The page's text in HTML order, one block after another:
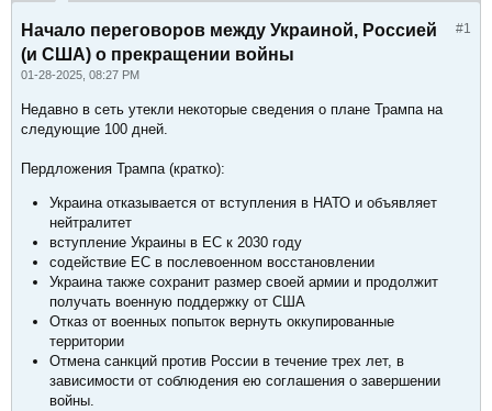
#1
Начало переговоров между Украиной, Россией
(и США) о прекращении войны
01-28-2025, 08:27 PM
Недавно в сеть утекли некоторые сведения о плане Трампа на
следующие 100 дней.
Пердложения Трампа (кратко):
Украина отказывается от вступления в НАТО и объявляет
нейтралитет
вступление Украины в ЕС к 2030 году
содействие ЕС в послевоенном восстановлении
Украина также сохранит размер своей армии и продолжит
получать военную поддержку от США
Отказ от военных попыток вернуть оккупированные
территории
Отмена санкций против России в течение трех лет, в
зависимости от соблюдения ею соглашения о завершении
войны.